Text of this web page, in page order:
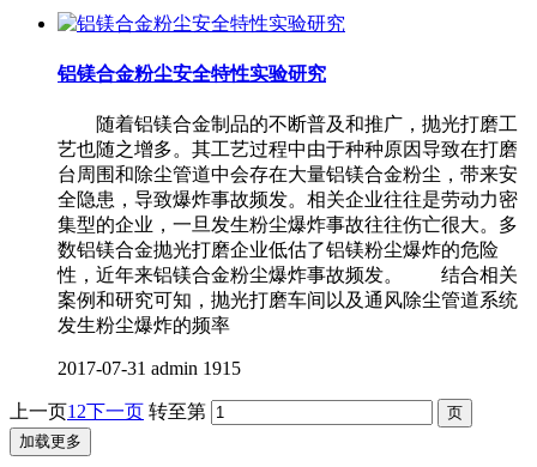
铝镁合金粉尘安全特性实验研究
随着铝镁合金制品的不断普及和推广，抛光打磨工
艺也随之增多。其工艺过程中由于种种原因导致在打磨
台周围和除尘管道中会存在大量铝镁合金粉尘，带来安
全隐患，导致爆炸事故频发。相关企业往往是劳动力密
集型的企业，一旦发生粉尘爆炸事故往往伤亡很大。多
数铝镁合金抛光打磨企业低估了铝镁粉尘爆炸的危险
性，近年来铝镁合金粉尘爆炸事故频发。 结合相关
案例和研究可知，抛光打磨车间以及通风除尘管道系统
发生粉尘爆炸的频率
2017-07-31 admin 1915
上一页1 2下一页 转至第
加载更多